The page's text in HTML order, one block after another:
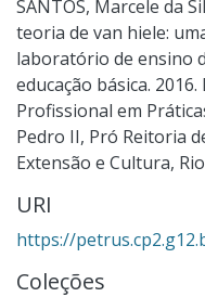
SANTOS, Marcele da
teoria de van hiele:
laboratório de ensino
educação básica.
Profissional em
Pedro II, Pró Reitoria
Extensão e Cultura,
URI
https://
Coleções